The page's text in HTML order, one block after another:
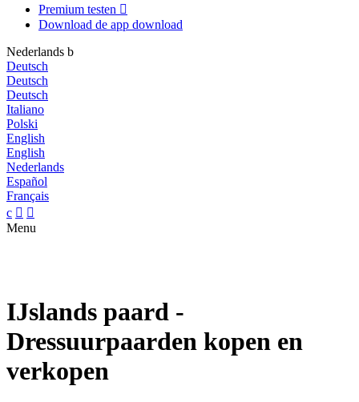
Premium testen 
Download de app download
Nederlands b
Deutsch
Deutsch
Deutsch
Italiano
Polski
English
English
Nederlands
Español
Français
c  
Menu
IJslands paard -
Dressuurpaarden kopen en
verkopen